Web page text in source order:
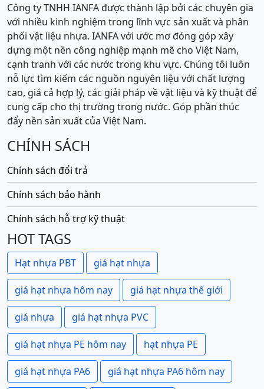
Công ty TNHH IANFA được thành lập bởi các chuyên gia
với nhiều kinh nghiệm trong lĩnh vực sản xuất và phân
phối vật liệu nhựa. IANFA với ước mơ đóng góp xây
dựng một nền công nghiệp mạnh mẽ cho Việt Nam,
cạnh tranh với các nước trong khu vực. Chúng tôi luôn
nỗ lực tìm kiếm các nguồn nguyên liệu với chất lượng
cao, giá cả hợp lý, các giải pháp về vật liệu và kỹ thuật để
cung cấp cho thị trường trong nước. Góp phần thúc
đẩy nền sản xuất của Việt Nam.
CHÍNH SÁCH
Chính sách đổi trả
Chính sách bảo hành
Chính sách hỗ trợ kỹ thuật
HOT TAGS
Hạt nhựa PBT giá hạt nhựa
giá hạt nhựa hôm nay giá hạt nhựa thế giới
giá nhựa giá hạt nhựa PVC
giá hạt nhựa PE hôm nay hạt nhựa PE
giá hạt nhựa PA6 giá hạt nhựa PA6 hôm nay